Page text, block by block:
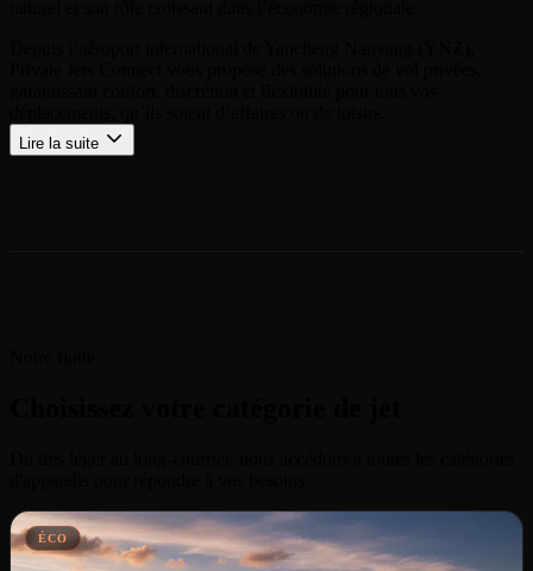
Lire la suite
ÉCO